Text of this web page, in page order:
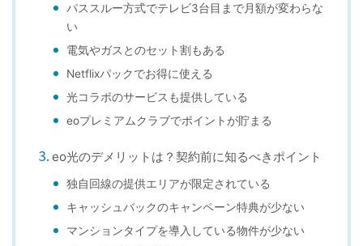
パススルー方式でテレビ3台目まで月額が変わらな
い
電気やガスとのセット割もある
Netflixパックでお得に使える
光コラボのサービスも提供している
eoプレミアムクラブでポイントが貯まる
eo光のデメリットは？契約前に知るべきポイント
独自回線の提供エリアが限定されている
キャッシュバックのキャンペーン特典が少ない
マンションタイプを導入している物件が少ない